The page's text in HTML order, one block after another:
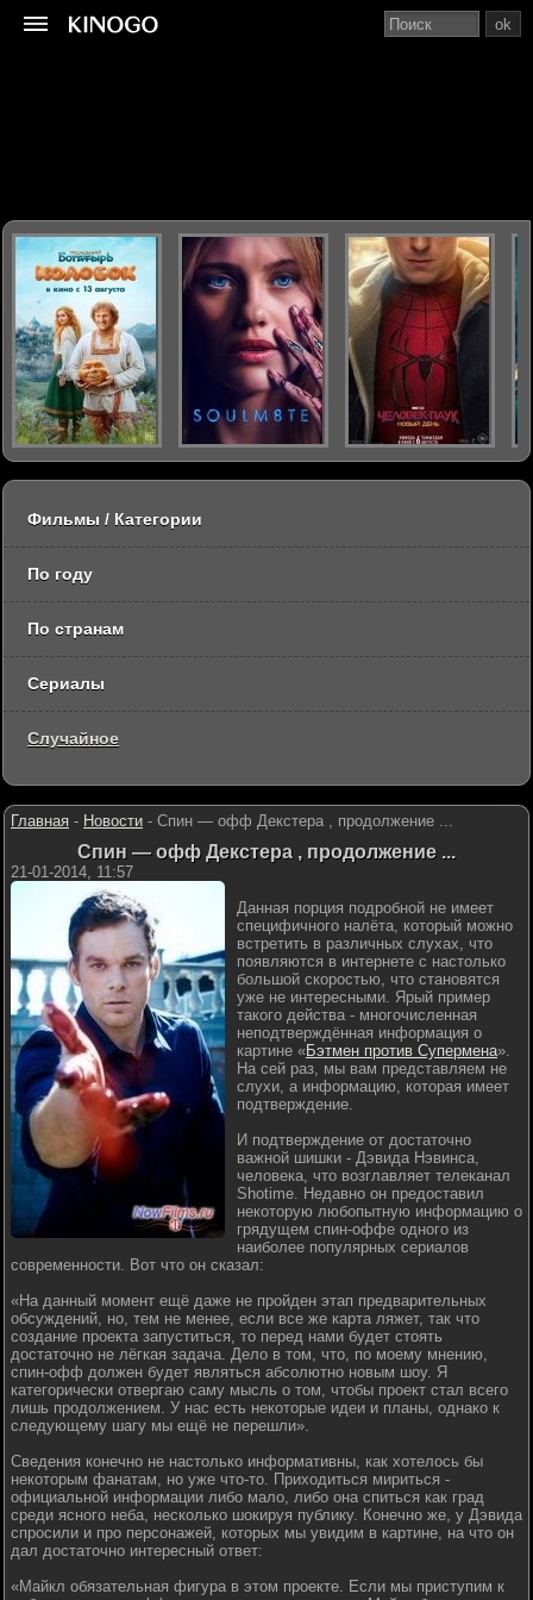
Главная - Новости - Спин — офф Декстера , продолжение ...
Спин — офф Декстера , продолжение ...
21-01-2014, 11:57
Данная порция подробной не имеет
специфичного налёта, который можно
встретить в различных слухах, что
появляются в интернете с настолько
большой скоростью, что становятся
уже не интересными. Ярый пример
такого действа - многочисленная
неподтверждённая информация о
картине «Бэтмен против Супермена».
На сей раз, мы вам представляем не
слухи, а информацию, которая имеет
подтверждение.
И подтверждение от достаточно
важной шишки - Дэвида Нэвинса,
человека, что возглавляет телеканал
Shotime. Недавно он предоставил
некоторую любопытную информацию о
грядущем спин-оффе одного из
наиболее популярных сериалов
современности. Вот что он сказал:
«На данный момент ещё даже не пройден этап предварительных
обсуждений, но, тем не менее, если все же карта ляжет, так что
создание проекта запуститься, то перед нами будет стоять
достаточно не лёгкая задача. Дело в том, что, по моему мнению,
спин-офф должен будет являться абсолютно новым шоу. Я
категорически отвергаю саму мысль о том, чтобы проект стал всего
лишь продолжением. У нас есть некоторые идеи и планы, однако к
следующему шагу мы ещё не перешли».
Сведения конечно не настолько информативны, как хотелось бы
некоторым фанатам, но уже что-то. Приходиться мириться -
официальной информации либо мало, либо она спиться как град
среди ясного неба, несколько шокируя публику. Конечно же, у Дэвида
спросили и про персонажей, которых мы увидим в картине, на что он
дал достаточно интересный ответ:
«Майкл обязательная фигура в этом проекте. Если мы приступим к
ok
Фильмы / Категории
По году
По странам
Сериалы
Случайное